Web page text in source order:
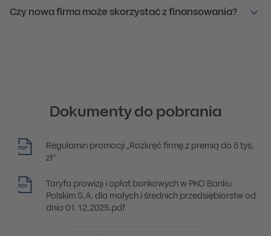
Czy nowa firma może skorzystać z finansowania?
Dokumenty do pobrania
PDF
Regulamin promocji „Rozkręć firmę z premią do 5 tys.
zł”
PDF
Taryfa prowizji i opłat bankowych w PKO Banku
Polskim S.A. dla małych i średnich przedsiębiorstw od
dnia 01.12.2025.pdf